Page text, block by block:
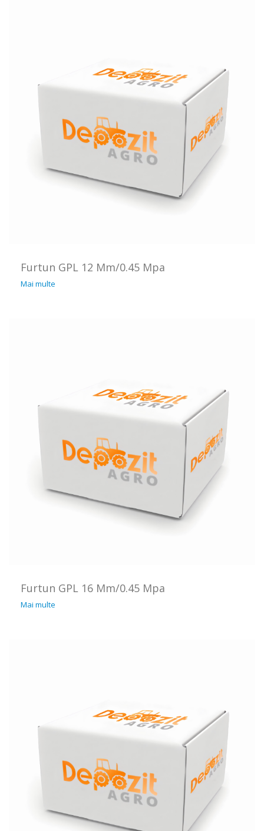
Furtun GPL 12 Mm/0.45 Mpa
Mai multe
Furtun GPL 16 Mm/0.45 Mpa
Mai multe